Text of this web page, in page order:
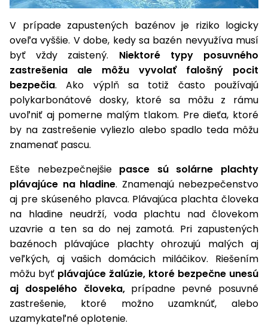
na sneh
Postrekovače
a rosiče
Príslušenstvo
V prípade zapustených bazénov je riziko logicky
oveľa vyššie. V dobe, kedy sa bazén nevyužíva musí
byť vždy zaistený. Niektoré typy posuvného
zastrešenia ale môžu vyvolať falošný pocit
bezpečia. Ako výplň sa totiž často používajú
polykarbonátové dosky, ktoré sa môžu z rámu
uvoľniť aj pomerne malým tlakom. Pre dieťa, ktoré
by na zastrešenie vyliezlo alebo spadlo teda môžu
znamenať pascu.
Ešte nebezpečnejšie pasce sú solárne plachty
plávajúce na hladine. Znamenajú nebezpečenstvo
aj pre skúseného plavca. Plávajúca plachta človeka
na hladine neudrží, voda plachtu nad človekom
uzavrie a ten sa do nej zamotá. Pri zapustených
bazénoch plávajúce plachty ohrozujú malých aj
veľkých, aj vašich domácich miláčikov. Riešením
môžu byť plávajúce žalúzie, ktoré bezpečne unesú
aj dospelého človeka,prípadne pevné posuvné
zastrešenie, ktoré možno uzamknúť, alebo
uzamykateľné oplotenie.